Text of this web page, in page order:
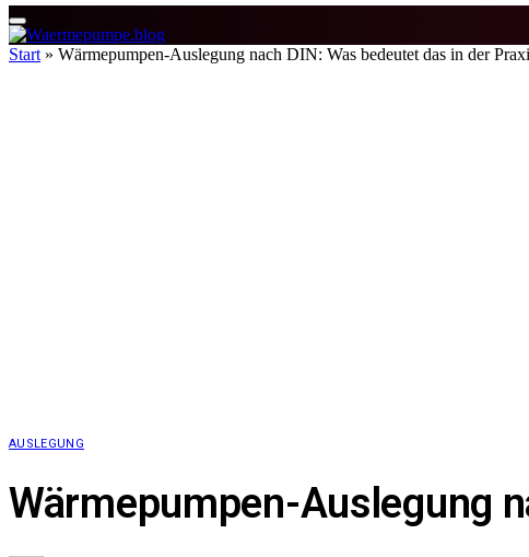
Start » Wärmepumpen-Auslegung nach DIN: Was bedeutet das in der
AUSLEGUNG
Wärmepumpen-Auslegung